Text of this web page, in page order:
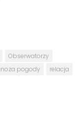
Obserwatorzy
pogody
relacja